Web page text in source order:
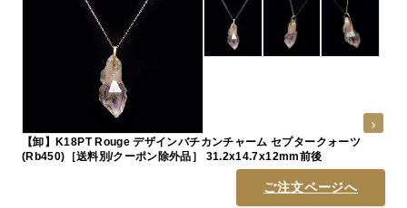
【卸】K18PT Rouge デザインバチカンチャーム セプタークォーツ
(Rb450)［送料別/クーポン除外品］ 31.2x14.7x12mm前後
ご注文ページへ